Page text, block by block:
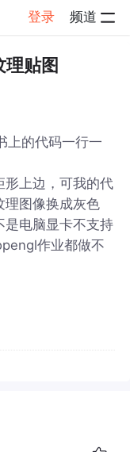
登录 频道
贴图
上的代码一行一
形上边，可我的代
理图像换成灰色
是电脑显卡不支持
作业都做不